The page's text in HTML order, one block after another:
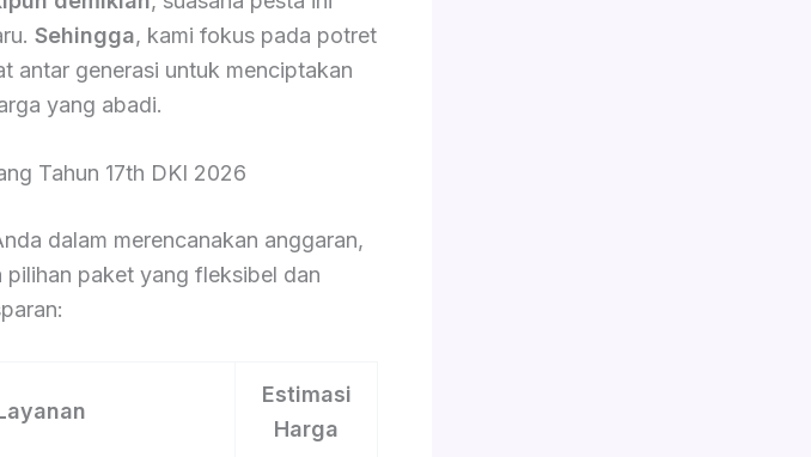
Sehingga, kami fokus pada potret
antar generasi untuk menciptakan
yang abadi.
Tahun 17th DKI 2026
dalam merencanakan anggaran,
paket yang fleksibel dan
Estimasi
Harga